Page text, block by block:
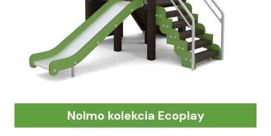
Nolmo kolekcia Ecoplay